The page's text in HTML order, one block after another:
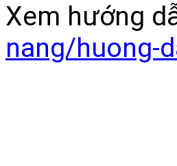
Xem hướng
nang/huong-